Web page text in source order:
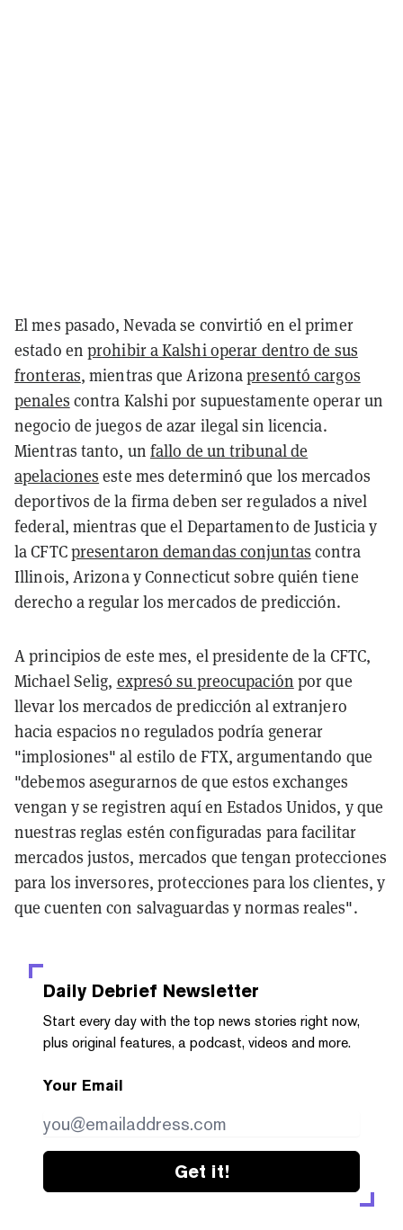
El mes pasado, Nevada se convirtió en el primer
estado en prohibir a Kalshi operar dentro de sus
fronteras, mientras que Arizonapresentó cargos
penales contra Kalshi por supuestamente operar un
negocio de juegos de azar ilegal sin licencia.
Mientras tanto, un fallo de un tribunal de
apelaciones este mes determinó que los mercados
deportivos de la firma deben ser regulados a nivel
federal, mientras que el Departamento de Justicia y
la CFTCpresentaron demandas conjuntas contra
Illinois, Arizona y Connecticut sobre quién tiene
derecho a regular los mercados de predicción.
A principios de este mes, el presidente de la CFTC,
Michael Selig, expresó su preocupación por que
llevar los mercados de predicción al extranjero
hacia espacios no regulados podría generar
"implosiones" al estilo de FTX, argumentando que
"debemos asegurarnos de que estos exchanges
vengan y se registren aquí en Estados Unidos, y que
nuestras reglas estén configuradas para facilitar
mercados justos, mercados que tengan protecciones
para los inversores, protecciones para los clientes, y
que cuenten con salvaguardas y normas reales".
Daily Debrief Newsletter
Start every day with the top news stories right now,
plus original features, a podcast, videos and more.
Your Email
Get it!